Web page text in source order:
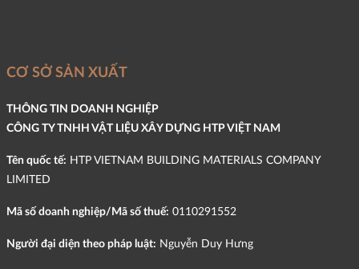
CƠ SỞ SẢN XUẤT
THÔNG TIN DOANH NGHIỆP
CÔNG TY TNHH VẬT LIỆU XÂY DỰNG HTP VIỆT NAM
Tên quốc tế: HTP VIETNAM BUILDING MATERIALS COMPANY
LIMITED
Mã số doanh nghiệp/Mã số thuế: 0110291552
Người đại diện theo pháp luật: Nguyễn Duy Hưng